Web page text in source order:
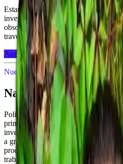
Estamos transformando la forma en
inversión gestionan portafolios
obsoletos con flujos de trabajo
través de los mercados globales.
Agenda tu demo gratuita
Nuestra historia
Nacida de la
PoliBit fue fundada por dos
primera mano las ineficiencias que
inversiones tradicional. Mientras
a gran escala y construían empresas
procesos manuales, los sistemas
trabajo obsoletos frenaban a los